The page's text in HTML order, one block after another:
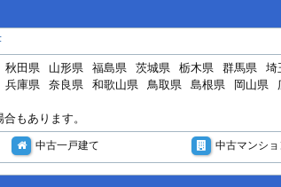
秋田県 山形県 福島県 茨城県 栃木県 群馬県 埼
兵庫県 奈良県 和歌山県 鳥取県 島根県 岡山県
もあります。
中古一戸建て 中古マンショ